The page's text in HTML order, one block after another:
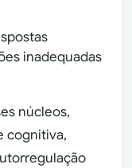
inadequadas
núcleos,
cognitiva,